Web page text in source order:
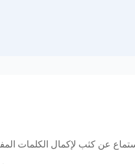
عن كثب لإكمال الكلمات